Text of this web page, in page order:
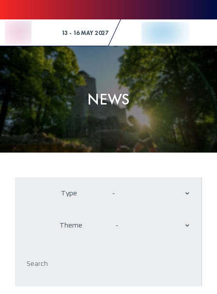
13 - 16 MAY 2027
NEWS
Type -
Theme -